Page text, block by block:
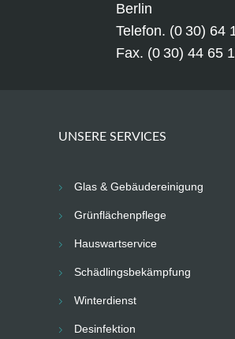
Berlin
Telefon. (0 30) 64
Fax. (0 30) 44 65
UNSERE SERVICES
Glas & Gebäudereinigung
Grünflächenpflege
Hauswartservice
Schädlingsbekämpfung
Winterdienst
Desinfektion